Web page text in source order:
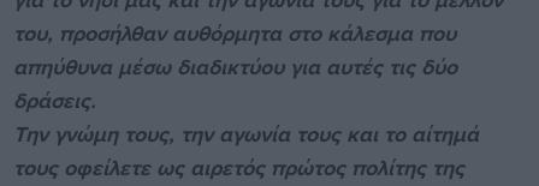
του, προσήλθαν αυθόρμητα στο κάλεσμα που
απηύθυνα μέσω διαδικτύου για αυτές τις δύο
δράσεις.
Την γνώμη τους, την αγωνία τους και το αίτημά
τους οφείλετε ως αιρετός πρώτος πολίτης της